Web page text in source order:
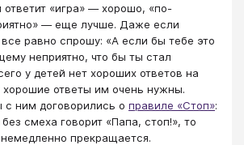
ответит «игра» — хорошо, «по-
— еще лучше. Даже если
все равно спрошу: «А если бы тебе это
неприятно, что бы ты стал
у детей нет хороших ответов на
хорошие ответы им очень нужны.
ним договорились о правиле «Стоп»:
смеха говорит «Папа, стоп!», то
прекращается.